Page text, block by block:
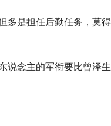
多是担任后勤任务，莫得
说念主的军衔要比曾泽生